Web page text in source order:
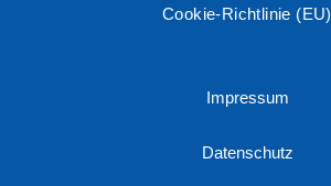
Cookie-Richtlinie (EU)
Impressum
Datenschutz